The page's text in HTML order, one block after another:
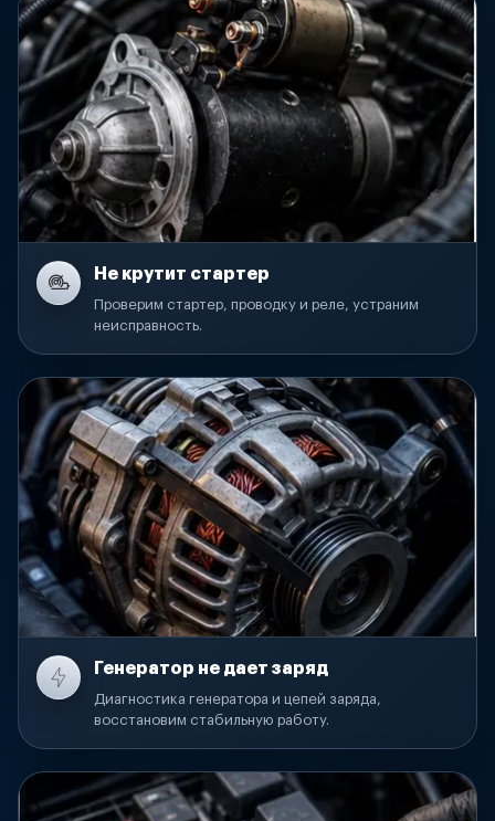
Не крутит стартер
Проверим стартер, проводку и реле, устраним
неисправность.
Генератор не дает заряд
Диагностика генератора и цепей заряда,
восстановим стабильную работу.